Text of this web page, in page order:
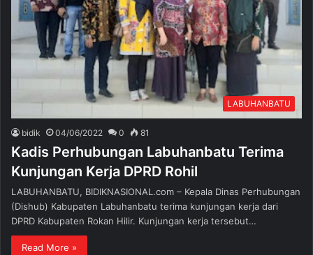
LABUHANBATU
bidik 04/06/2022 0 81
Kadis Perhubungan Labuhanbatu Terima
Kunjungan Kerja DPRD Rohil
LABUHANBATU, BIDIKNASIONAL.com – Kepala Dinas Perhubungan
(Dishub) Kabupaten Labuhanbatu terima kunjungan kerja dari
DPRD Kabupaten Rokan Hilir. Kunjungan kerja tersebut…
Read More »